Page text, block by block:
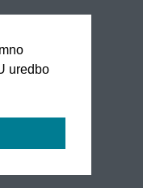
uredbo
Gradec